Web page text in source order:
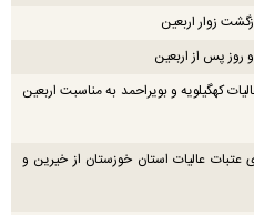
روز پس از اربعین
کهگیلویه و بویراحمد به مناسبت اربعین
عتبات عالیات استان خوزستان از خیرین و